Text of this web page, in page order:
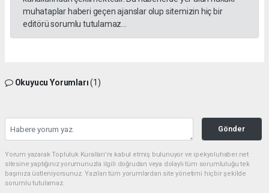
muhataplar haberi geçen ajanslar olup sitemizin hiç bir
editörü sorumlu tutulamaz...
Okuyucu Yorumları(1)
Gönder
Yorum yazarak Topluluk Kuralları’nı kabul etmiş bulunuyor ve ipekyoluhaber.net
sitesine yaptığınız yorumunuzla ilgili doğrudan veya dolaylı tüm sorumluluğu tek
başınıza üstleniyorsunuz. Yazılan tüm yorumlardan site yönetimi hiçbir şekilde
sorumlu tutulamaz.